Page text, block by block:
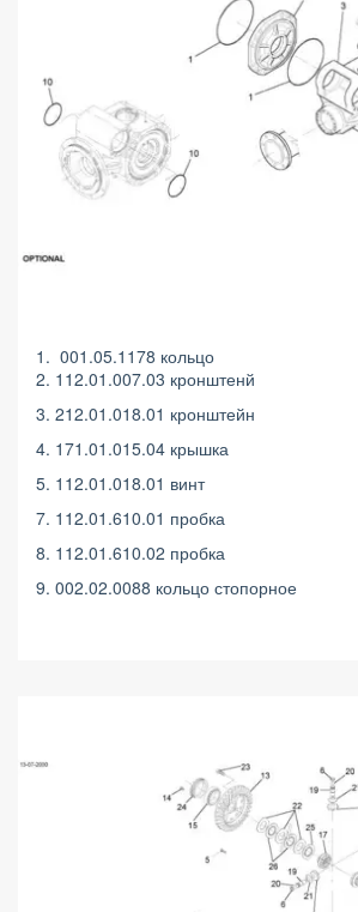
1. 001.05.1178 кольцо
2. 112.01.007.03 кронштенй
3. 212.01.018.01 кронштейн
4. 171.01.015.04 крышка
5. 112.01.018.01 винт
7. 112.01.610.01 пробка
8. 112.01.610.02 пробка
9. 002.02.0088 кольцо стопорное